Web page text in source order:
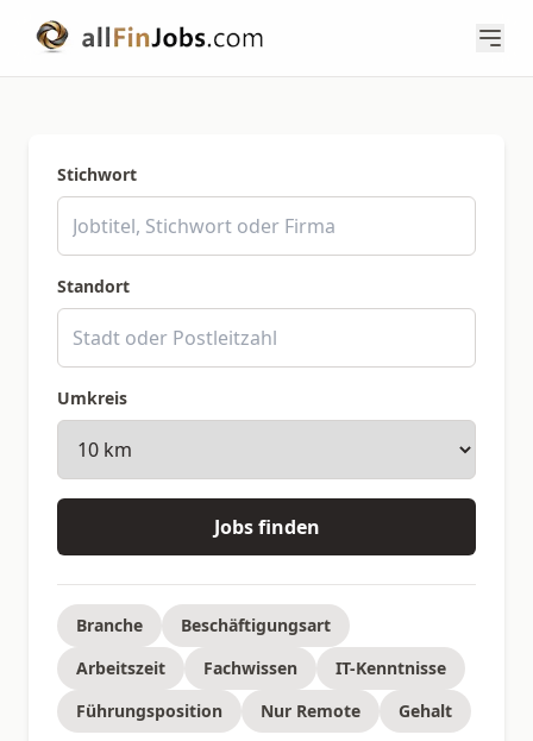
Stichwort
Standort
Umkreis
Jobs finden
Branche
Beschäftigungsart
Arbeitszeit
Fachwissen
IT-Kenntnisse
Führungsposition
Nur Remote Gehalt